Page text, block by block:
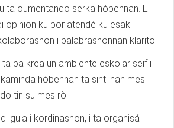
ta oumentando serka hóbennan. E
opinion ku por atendé ku esaki
i palabrashonnan klarito.
pa krea un ambiente eskolar seif i
hóbennan ta sinti nan mes
tin su mes ròl:
di guia i kordinashon, i ta organisá